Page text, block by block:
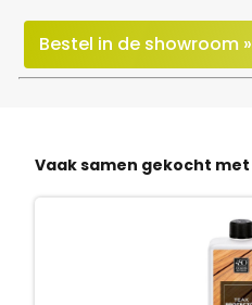
Bestel in de showroom »
Vaak samen gekocht met